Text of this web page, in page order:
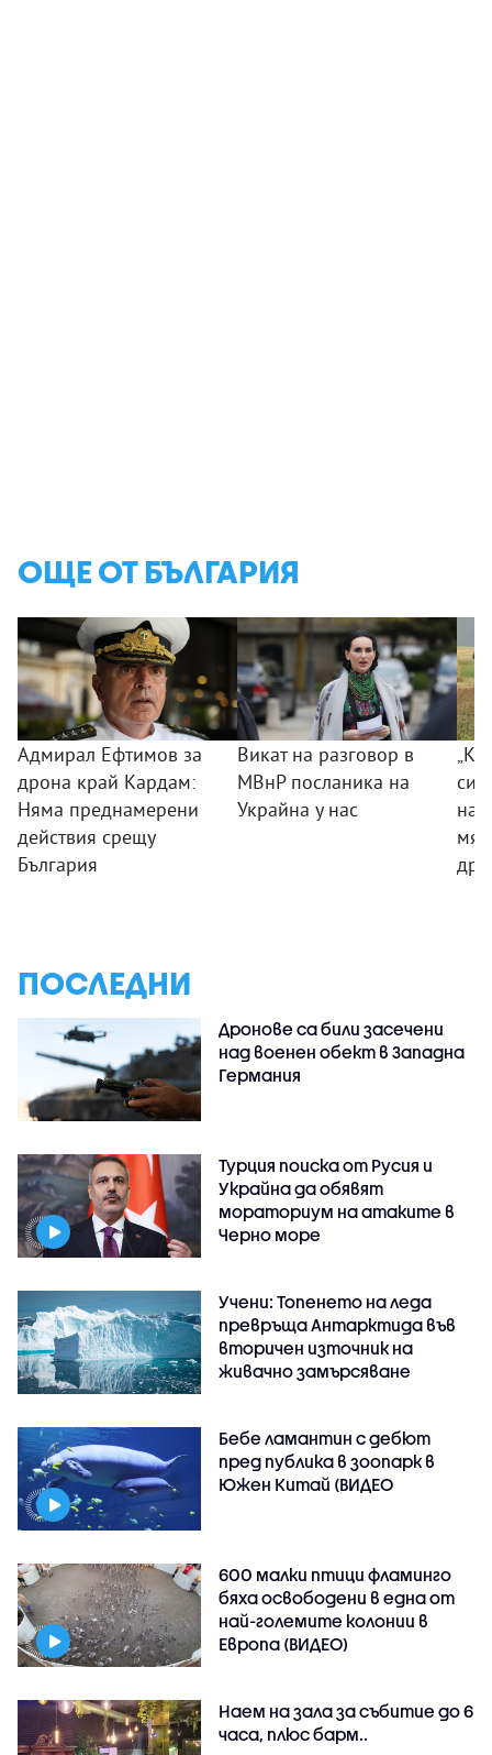
ОЩЕ ОТ БЪЛГАРИЯ
Адмирал Ефтимов за
дрона край Кардам:
Няма преднамерени
действия срещу
България
Викат на разговор в
МВнР посланика на
Украйна у нас
на
ПОСЛЕДНИ
Дронове са били засечени
над военен обект в Западна
Германия
Турция поиска от Русия и
Украйна да обявят
мораториум на атаките в
Черно море
Учени: Топенето на леда
превръща Антарктида във
вторичен източник на
живачно замърсяване
Бебе ламантин с дебют
пред публика в зоопарк в
Южен Китай (ВИДЕО
600 малки птици фламинго
бяха освободени в една от
най-големите колонии в
Европа (ВИДЕО)
Наем на зала за събитие до 6
часа, плюс барм..